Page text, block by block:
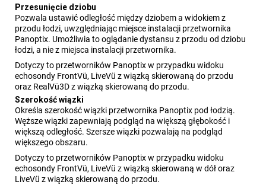
Przesunięcie dziobu
Pozwala ustawić odległość między dziobem a widokiem z
przodu łodzi, uwzględniając miejsce instalacji przetwornika
Panoptix. Umożliwia to oglądanie dystansu z przodu od dziobu
łodzi, a nie z miejsca instalacji przetwornika.
Dotyczy to przetworników Panoptix w przypadku widoku
echosondy FrontVü, LiveVü z wiązką skierowaną do przodu
oraz RealVü3D z wiązką skierowaną do przodu.
Szerokość wiązki
Określa szerokość wiązki przetwornika Panoptix pod łodzią.
Węższe wiązki zapewniają podgląd na większą głębokość i
większą odległość. Szersze wiązki pozwalają na podgląd
większego obszaru.
Dotyczy to przetworników Panoptix w przypadku widoku
echosondy FrontVü, LiveVü z wiązką skierowaną w dół oraz
LiveVü z wiązką skierowaną do przodu.